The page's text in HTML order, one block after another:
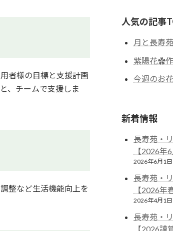
者様の目標と支援計画
、チームで支援しま
整など生活機能向上を
人気の記事
月と長寿苑
紫陽花✿作
今週のお花
新着情報
長寿苑・
【2026年6
2026年6月1日
長寿苑・
【2026年
2026年4月1日
長寿苑・
【2026謹